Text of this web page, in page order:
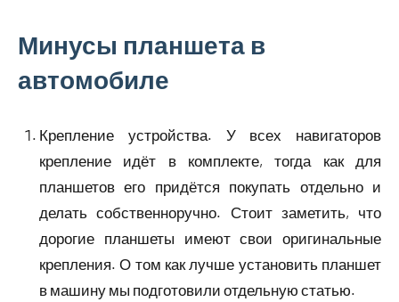
Минусы планшета в
автомобиле
Крепление устройства. У всех навигаторов
крепление идёт в комплекте, тогда как для
планшетов его придётся покупать отдельно и
делать собственноручно. Стоит заметить, что
дорогие планшеты имеют свои оригинальные
крепления. О том как лучше установить планшет
в машину мы подготовили отдельную статью.